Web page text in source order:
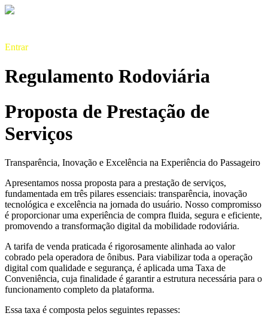
Entrar
Regulamento Rodoviária
Proposta de Prestação de
Serviços
Transparência, Inovação e Excelência na Experiência do Passageiro
Apresentamos nossa proposta para a prestação de serviços,
fundamentada em três pilares essenciais: transparência, inovação
tecnológica e excelência na jornada do usuário. Nosso compromisso
é proporcionar uma experiência de compra fluida, segura e eficiente,
promovendo a transformação digital da mobilidade rodoviária.
A tarifa de venda praticada é rigorosamente alinhada ao valor
cobrado pela operadora de ônibus. Para viabilizar toda a operação
digital com qualidade e segurança, é aplicada uma Taxa de
Conveniência, cuja finalidade é garantir a estrutura necessária para o
funcionamento completo da plataforma.
Essa taxa é composta pelos seguintes repasses: